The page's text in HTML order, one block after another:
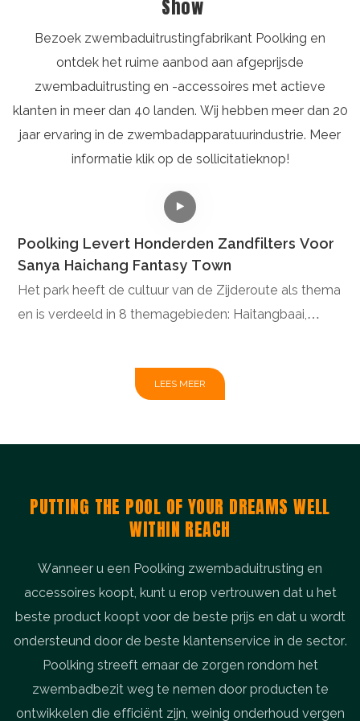
Show
Bezoek zwembaduitrustingfabrikant Poolking en
ontdek het ruime aanbod aan afgeprijsde
zwembaduitrusting en -accessoires met actieve
klanten in meer dan 40 landen. Wij hebben meer dan 20
jaar ervaring in de zwembadapparatuurindustrie. Meer
informatie klik op de sollicitatieknop!
Poolking Levert Honderden Zandfilters Voor
Sanya Haichang Fantasy Town
Het park heeft de cultuur van de Zijderoute als thema
en is verdeeld in 8 themagebieden: Haitangbaai,
waterpromenade en een fantasierijk oceaantheater.
enzovoort. om een ​​fantastische onderwaterwereld
voor iedereen te creëren
LEES MEER
PUTTING THE POOL OF YOUR DREAMS WELL
WITHIN REACH
Wanneer u een Poolking zwembaduitrusting en
accessoires koopt, kunt u erop vertrouwen dat u het
beste product koopt voor de beste prijs en dat u wordt
ondersteund door de beste klantenservice in de sector.
Poolking streeft ernaar de zorgen rondom het
zwembadbezit weg te nemen door producten te
ontwikkelen die efficiënt zijn, weinig onderhoud vergen